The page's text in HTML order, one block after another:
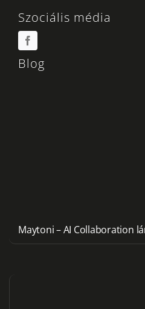
Szociális média
Blog
Maytoni – AI Collaboration